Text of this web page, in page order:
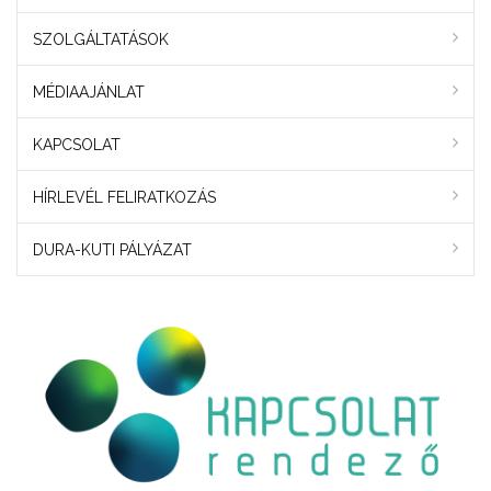
SZOLGÁLTATÁSOK
MÉDIAAJÁNLAT
KAPCSOLAT
HÍRLEVÉL FELIRATKOZÁS
DURA-KUTI PÁLYÁZAT